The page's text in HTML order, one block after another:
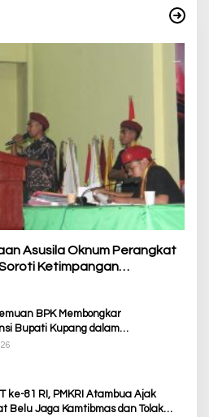
Asusila Oknum Perangkat
Ketimpangan
BPK Membongkar
Bupati Kupang dalam
Regulasi
ke-81 RI, PMKRI Atambua Ajak
Belu Jaga Kamtibmas dan Tolak